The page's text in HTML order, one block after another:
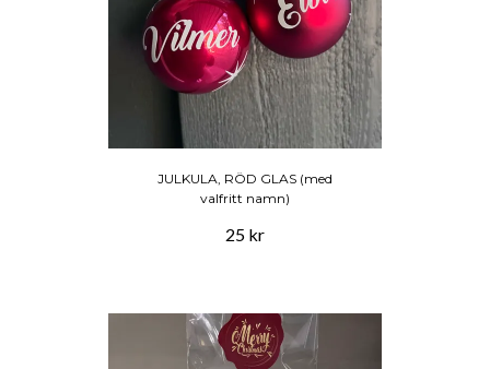
JULKULA, RÖD GLAS (med
valfritt namn)
25 kr